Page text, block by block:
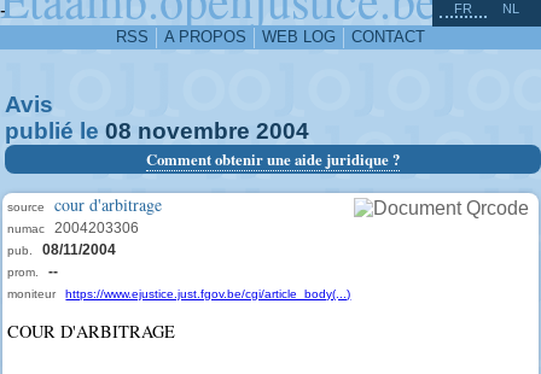
-
RSS A PROPOS WEB LOG CONTACT
FR NL
Avis
publié le 08 novembre 2004
Comment obtenir une aide juridique ?
source cour d'arbitrage
numac 2004203306
pub. 08/11/2004
prom. --
moniteur https://www.ejustice.just.fgov.be/cgi/article_body(...)
COUR D'ARBITRAGE
^